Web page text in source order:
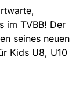
im TVBB! Der
seines neuen
Kids U8, U10